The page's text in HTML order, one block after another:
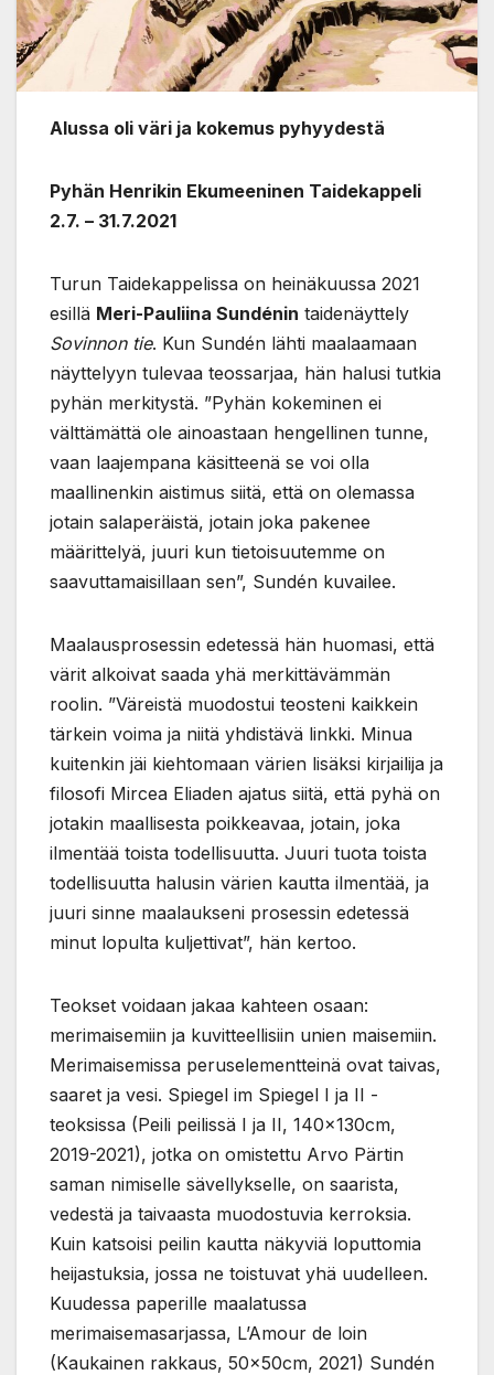
Alussa oli väri ja kokemus pyhyydestä
Pyhän Henrikin Ekumeeninen Taidekappeli
2.7. – 31.7.2021
Turun Taidekappelissa on heinäkuussa 2021
esillä Meri-Pauliina Sundénin taidenäyttely
Sovinnon tie. Kun Sundén lähti maalaamaan
näyttelyyn tulevaa teossarjaa, hän halusi tutkia
pyhän merkitystä. ”Pyhän kokeminen ei
välttämättä ole ainoastaan hengellinen tunne,
vaan laajempana käsitteenä se voi olla
maallinenkin aistimus siitä, että on olemassa
jotain salaperäistä, jotain joka pakenee
määrittelyä, juuri kun tietoisuutemme on
saavuttamaisillaan sen”, Sundén kuvailee.
Maalausprosessin edetessä hän huomasi, että
värit alkoivat saada yhä merkittävämmän
roolin. ”Väreistä muodostui teosteni kaikkein
tärkein voima ja niitä yhdistävä linkki. Minua
kuitenkin jäi kiehtomaan värien lisäksi kirjailija ja
filosofi Mircea Eliaden ajatus siitä, että pyhä on
jotakin maallisesta poikkeavaa, jotain, joka
ilmentää toista todellisuutta. Juuri tuota toista
todellisuutta halusin värien kautta ilmentää, ja
juuri sinne maalaukseni prosessin edetessä
minut lopulta kuljettivat”, hän kertoo.
Teokset voidaan jakaa kahteen osaan:
merimaisemiin ja kuvitteellisiin unien maisemiin.
Merimaisemissa peruselementteinä ovat taivas,
saaret ja vesi. Spiegel im Spiegel I ja II -
teoksissa (Peili peilissä I ja II, 140x130cm,
2019-2021), jotka on omistettu Arvo Pärtin
saman nimiselle sävellykselle, on saarista,
vedestä ja taivaasta muodostuvia kerroksia.
Kuin katsoisi peilin kautta näkyviä loputtomia
heijastuksia, jossa ne toistuvat yhä uudelleen.
Kuudessa paperille maalatussa
merimaisemasarjassa, L’Amour de loin
(Kaukainen rakkaus, 50x50cm, 2021) Sundén